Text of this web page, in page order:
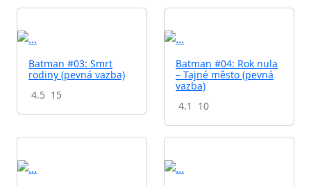
Batman #03: Smrt
rodiny (pevná vazba)
4.5 15
Batman #04: Rok nula
– Tajné město (pevná
vazba)
4.1
10